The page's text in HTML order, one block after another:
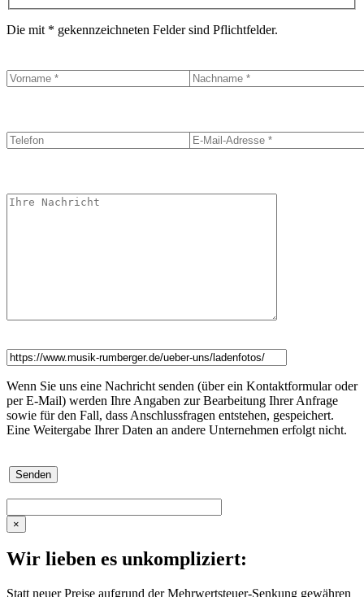
Die mit * gekennzeichneten Felder sind Pflichtfelder.
Wenn Sie uns eine Nachricht senden (über ein Kontaktformular oder
per E-Mail) werden Ihre Angaben zur Bearbeitung Ihrer Anfrage
sowie für den Fall, dass Anschlussfragen entstehen, gespeichert.
Eine Weitergabe Ihrer Daten an andere Unternehmen erfolgt nicht.
×
Wir lieben es unkompliziert:
Statt neuer Preise aufgrund der Mehrwertsteuer-Senkung gewähren